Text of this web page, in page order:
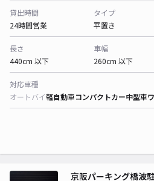
貸出時間
24時間営業
タイプ
平置き
長さ
440cm 以下
車幅
260cm 以下
対応車種
オートバイ軽自動車コンパクトカー中型車
京阪パーキング橋波